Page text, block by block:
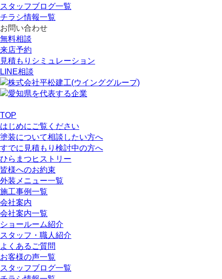
スタッフブログ一覧
チラシ情報一覧
お問い合わせ
無料相談
来店予約
見積もりシミュレーション
LINE相談
TOP
はじめにご覧ください
塗装について相談したい方へ
すでに見積もり検討中の方へ
ひらまつヒストリー
皆様へのお約束
外装メニュー一覧
施工事例一覧
会社案内
会社案内一覧
ショールーム紹介
スタッフ・職人紹介
よくあるご質問
お客様の声一覧
スタッフブログ一覧